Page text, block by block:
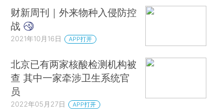
财新周刊｜外来物种入侵防控
战
2021年10月16日 APP打开
北京已有两家核酸检测机构被
查 其中一家牵涉卫生系统官
员
2022年05月27日 APP打开